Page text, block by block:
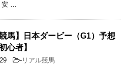
安 …
競馬】日本ダービー（G1）予想
心者】
- リアル競馬